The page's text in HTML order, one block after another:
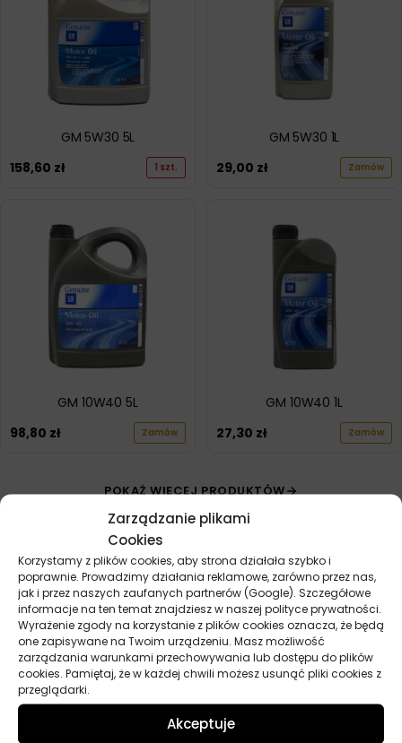
Zarządzanie plikami
Cookies
Korzystamy z plików cookies, aby strona działała szybko i
poprawnie. Prowadzimy działania reklamowe, zarówno przez nas,
jak i przez naszych zaufanych partnerów (Google). Szczegółowe
informacje na ten temat znajdziesz w naszej polityce prywatności.
Wyrażenie zgody na korzystanie z plików cookies oznacza, że będą
one zapisywane na Twoim urządzeniu. Masz możliwość
zarządzania warunkami przechowywania lub dostępu do plików
cookies. Pamiętaj, że w każdej chwili możesz usunąć pliki cookies z
przeglądarki.
Akceptuje
GM 5W30 5L
158,60 zł 1 szt.
GM 5W30 1L
29,00 zł Zamów
GM 10W40 5L
98,80 zł Zamów
GM 10W40 1L
27,30 zł Zamów
POKAŻ WIĘCEJ PRODUKTÓW
Przydatne linki
Oleje
Chemia
Kosmetyki